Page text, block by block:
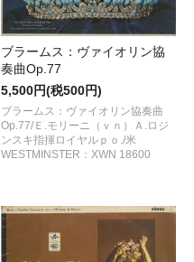
ブラームス：ヴァイオリン協
奏曲Op.77
5,500円(税500円)
ブラームス：ヴァイオリン協奏曲
Op.77/Ｅ.モリーニ（ｖｎ）Ａ.ロジ
ンスキ指揮ロイヤルｐｏ./米
WESTMINSTER：XWN 18600